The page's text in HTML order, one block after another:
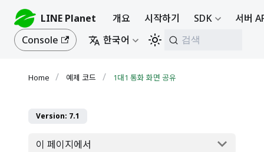
LINE Planet 개요 시작하기 SDK
서버
Console
한국어 검색
예제 코드 1대1 통화 화면 공유
Version: 7.1
이 페이지에서